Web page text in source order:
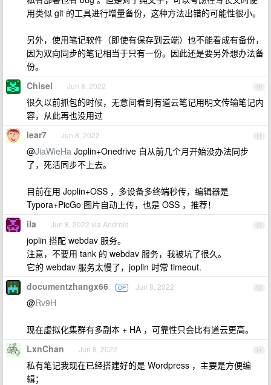
用类似 git 的工具进行增量备份，这种方法出错的可能性很小。
另外，使用笔记软件（即使有保存到云端）也不能看成有备份，
因为双向同步的笔记相当于只有一份。因此还是要另外想办法备
份。
10
Chisel Jun 8, 2022
很久以前抓包的时候，无意间看到有道云笔记用明文传输笔记内
容，从此再也没用过
11
lear7 Jun 8, 2022
@JiaWieHa Joplin+Onedrive 自从前几个月开始没办法同步
了，死活同步不上去。
目前在用 Joplin+OSS ，多设备多终端秒传，编辑器是
Typora+PicGo 图片自动上传，也是 OSS ，推荐！
12
ila Jun 8, 2022 via Android
joplin 搭配 webdav 服务。
注意，不要用 tank 的 webdav 服务，我被坑了很久。
它的 webdav 服务太慢了，joplin 时常 timeout.
13
documentzhangx66 OP Jun 8, 2022
@Rv9H
现在虚拟化集群有多副本 + HA ，可靠性只会比有道云更高。
14
LxnChan Jun 8, 2022
私有笔记我现在已经搭建好的是 Wordpress ，主要是方便编
辑；